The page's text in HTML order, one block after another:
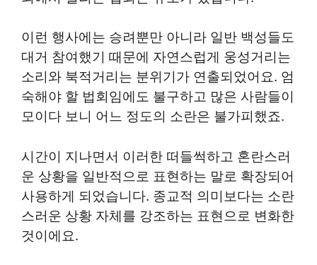
이런 행사에는 승려뿐만 아니라 일반 백성들도
대거 참여했기 때문에 자연스럽게 웅성거리는
소리와 북적거리는 분위기가 연출되었어요. 엄
숙해야 할 법회임에도 불구하고 많은 사람들이
모이다 보니 어느 정도의 소란은 불가피했죠.
시간이 지나면서 이러한 떠들썩하고 혼란스러
운 상황을 일반적으로 표현하는 말로 확장되어
사용하게 되었습니다. 종교적 의미보다는 소란
스러운 상황 자체를 강조하는 표현으로 변화한
것이에요.